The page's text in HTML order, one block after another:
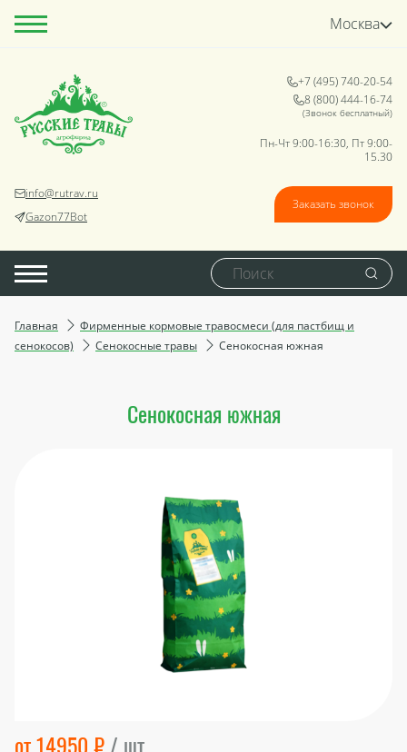
Москва
info@rutrav.ru
Gazon77Bot
+7 (495) 740-20-54
8 (800) 444-16-74
(Звонок бесплатный)
Пн-Чт 9:00-16:30, Пт 9:00-
15.30
Заказать звонок
Главная
Фирменные кормовые травосмеси (для пастбищ и
сенокосов)
Сенокосные травы Сенокосная южная
Сенокосная южная
от 14950 ₽/ шт.